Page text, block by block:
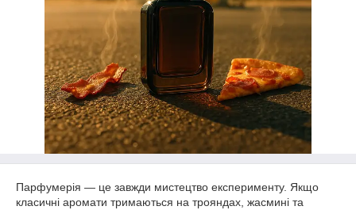
Парфумерія — це завжди мистецтво експерименту. Якщо
класичні аромати тримаються на трояндах, жасмині та